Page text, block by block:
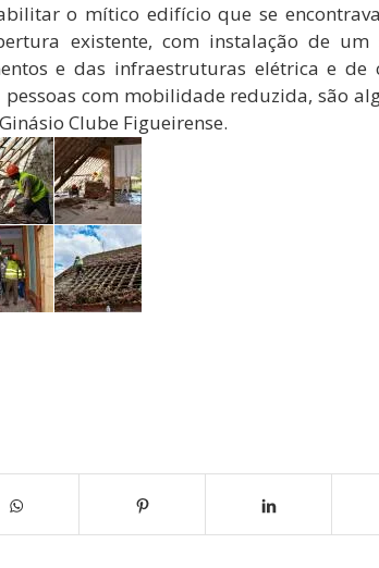
o mítico edifício que se
existente, com instalação de um
e das infraestruturas elétrica e de
pessoas com mobilidade reduzida, são
Clube Figueirense.